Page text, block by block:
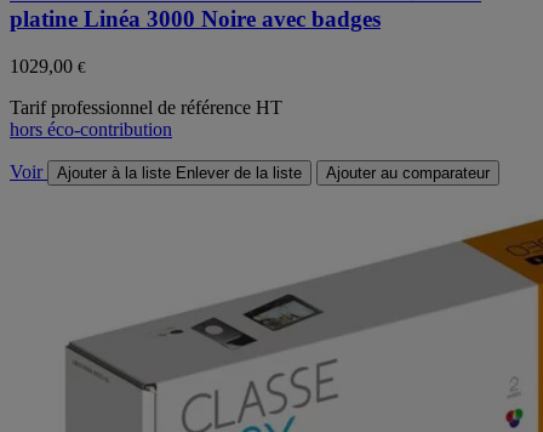
platine Linéa 3000 Noire avec badges
1029,00 €
Tarif professionnel de référence HT
hors éco-contribution
Voir Ajouter à la liste Enlever de la liste Ajouter au comparateur